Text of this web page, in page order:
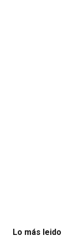
Lo más leido